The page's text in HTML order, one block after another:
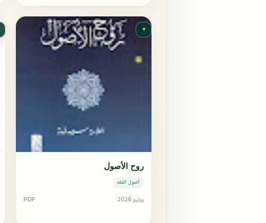
✦
روح الأصول
أصول الفقه
يوليو 2026 PDF